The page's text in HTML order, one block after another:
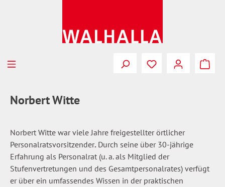
Du hast 0
Norbert Witte
Norbert Witte war viele Jahre freigestellter örtlicher
Personalratsvorsitzender. Durch seine über 30-jährige
Erfahrung als Personalrat (u. a. als Mitglied der
Stufenvertretungen und des Gesamtpersonalrates) verfügt
er über ein umfassendes Wissen in der praktischen